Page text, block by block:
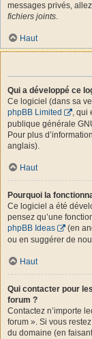
messages privés,
fichiers joints.
Haut
Qui a développé ce
Ce logiciel (dans sa
phpBB Limited
, qui
publique générale
Pour plus
anglais).
Haut
Pourquoi la
Ce logiciel a été
pensez qu’une
phpBB Ideas
(en
ou en suggérer de
Haut
Qui contacter pour
forum ?
Contactez n’importe
forum ». Si vous
du domaine (en